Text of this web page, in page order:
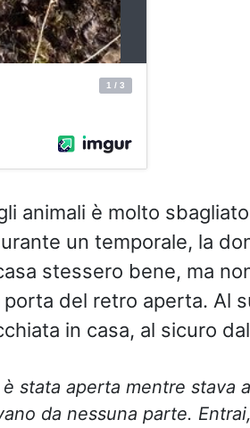
animali è molto
un temporale, la
stessero bene, ma
del retro aperta. Al
in casa, al sicuro
stata aperta mentre stava
da nessuna parte.